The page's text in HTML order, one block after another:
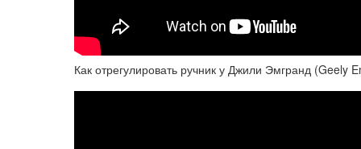
Как отрегулировать ручник у Джили Эмгранд (Geely